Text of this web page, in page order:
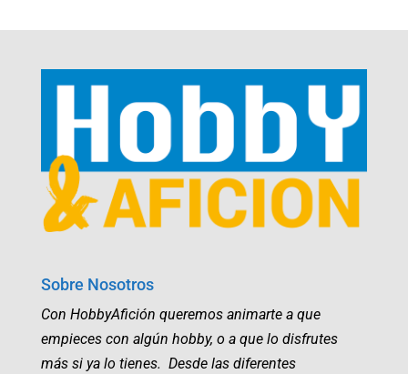
Sobre Nosotros
Con HobbyAfición queremos animarte a que
empieces con algún hobby, o a que lo disfrutes
más si ya lo tienes. Desde las diferentes